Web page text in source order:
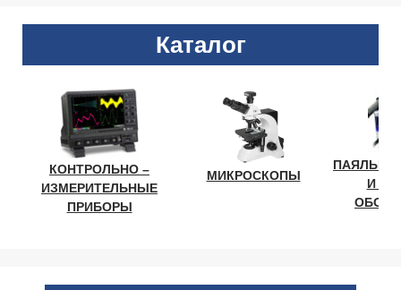
Каталог
КОНТРОЛЬНО –
ИЗМЕРИТЕЛЬНЫЕ
ПРИБОРЫ
МИКРОСКОПЫ
И